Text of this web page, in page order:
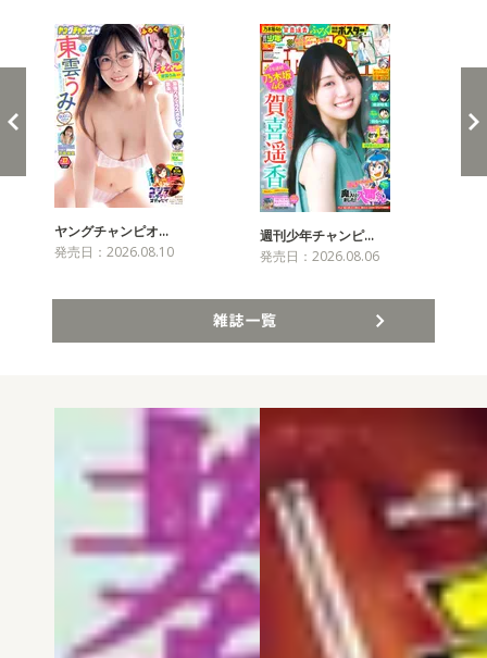
ヤングチャンピオ…
発売日：2026.08.10
週刊少年チャンピ…
発売日：2026.08.06